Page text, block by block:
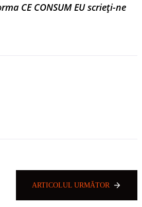
CE CONSUM EU scrieți-ne
ARTICOLUL URMĂTOR